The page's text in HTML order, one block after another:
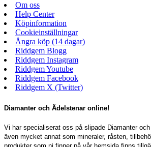
Om oss
Help Center
Köpinformation
Cookieinställningar
Ångra köp (14 dagar)
Riddgem Blogg
Riddgem Instagram
Riddgem Youtube
Riddgem Facebook
Riddgem X (Twitter)
Diamanter och Ädelstenar online!
Vi har specialiserat oss på slipade Diamanter
även mycket annat som mineraler, råsten,